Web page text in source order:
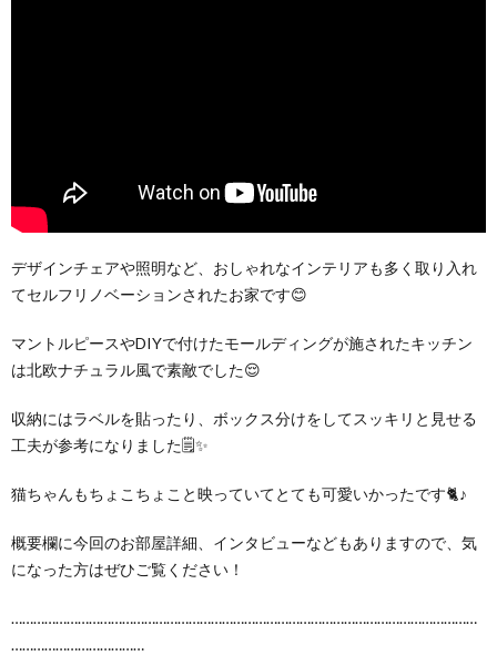
デザインチェアや照明など、おしゃれなインテリアも多く取り入れ
てセルフリノベーションされたお家です😊
マントルピースやDIYで付けたモールディングが施されたキッチン
は北欧ナチュラル風で素敵でした😌
収納にはラベルを貼ったり、ボックス分けをしてスッキリと見せる
工夫が参考になりました🗒✨
猫ちゃんもちょこちょこと映っていてとても可愛いかったです🐈♪
概要欄に今回のお部屋詳細、インタビューなどもありますので、気
になった方はぜひご覧ください！
………………………………………………………………………………………………………………
………………………………